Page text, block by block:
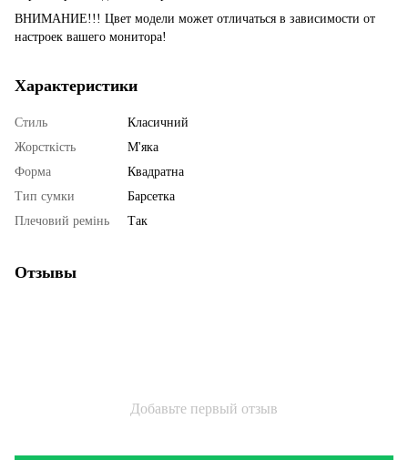
ВНИМАНИЕ!!! Цвет модели может отличаться в зависимости от
настроек вашего монитора!
Характеристики
Стиль
Класичний
Жорсткість
М'яка
Форма
Квадратна
Тип сумки
Барсетка
Плечовий ремінь
Так
Отзывы
Добавьте первый отзыв